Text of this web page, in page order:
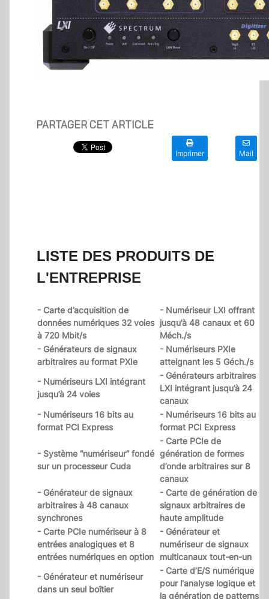
PARTAGER CET ARTICLE
Imprimer Mail
LISTE DES PRODUITS DE
L'ENTREPRISE
- Carte d’acquisition de
données numériques 32 voies
à 720 Mbit/s
- Numériseur LXI offrant
jusqu’à 48 canaux et 60
Méch./s
- Générateurs de signaux
arbitraires au format PXIe
- Numériseurs PXIe
atteignant les 5 Géch./s
- Numériseurs LXI intégrant
jusqu’à 24 voies
- Générateurs arbitraires
LXI intégrant jusqu’à 24
canaux
- Numériseurs 16 bits au
format PCI Express
- Numériseurs 16 bits au
format PCI Express
- Système “numériseur” fondé
sur un processeur Cuda
- Carte PCIe de
génération de formes
d’onde arbitraires sur 8
canaux
- Générateur de signaux
arbitraires à 48 canaux
synchrones
- Carte de génération de
signaux arbitraires de
haute amplitude
- Carte PCIe numériseur à 8
entrées analogiques et 8
entrées numériques en option
- Générateur et
numériseur de signaux
multicanaux tout-en-un
- Générateur et numériseur
dans un seul boîtier
- Carte d’E/S numérique
pour l'analyse logique et
la génération de patterns